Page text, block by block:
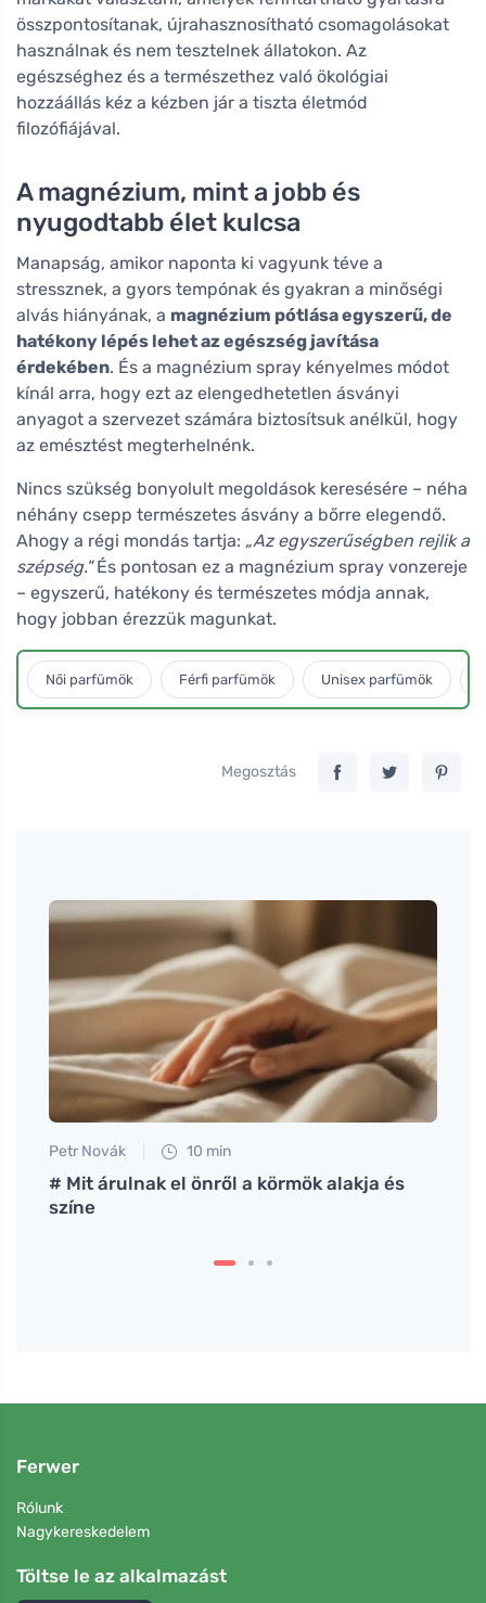
összpontosítanak, újrahasznosítható csomagolásokat
használnak és nem tesztelnek állatokon. Az
egészséghez és a természethez való ökológiai
hozzáállás kéz a kézben jár a tiszta életmód
filozófiájával.
A magnézium, mint a jobb és
nyugodtabb élet kulcsa
Manapság, amikor naponta ki vagyunk téve a
stressznek, a gyors tempónak és gyakran a minőségi
alvás hiányának, a magnézium pótlása egyszerű, de
hatékony lépés lehet az egészség javítása
érdekében. És a magnézium spray kényelmes módot
kínál arra, hogy ezt az elengedhetetlen ásványi
anyagot a szervezet számára biztosítsuk anélkül, hogy
az emésztést megterhelnénk.
Nincs szükség bonyolult megoldások keresésére – néha
néhány csepp természetes ásvány a bőrre elegendő.
Ahogy a régi mondás tartja: „Az egyszerűségben rejlik a
szépség."És pontosan ez a magnézium spray vonzereje
– egyszerű, hatékony és természetes módja annak,
hogy jobban érezzük magunkat.
Női parfümök Férfi parfümök Unisex parfümök
Megosztás
Petr Novák 10 min
# Mit árulnak el önről a körmök alakja és
színe
Ferwer
Rólunk
Nagykereskedelem
Töltse le az alkalmazást